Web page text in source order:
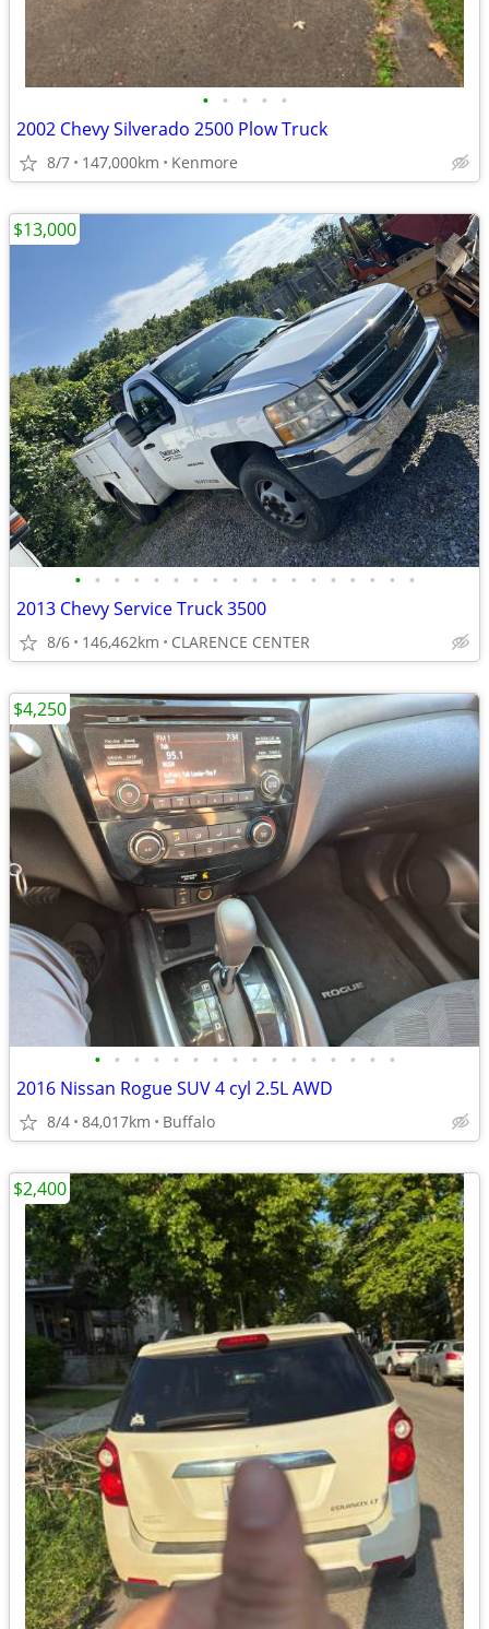
• • • • •
2002 Chevy Silverado 2500 Plow Truck
8/7 147,000km Kenmore
• • • • • • • • • • • • • • • • • •
2013 Chevy Service Truck 3500
8/6 146,462km CLARENCE CENTER
$13,000
• • • • • • • • • • • • • • • •
2016 Nissan Rogue SUV 4 cyl 2.5L AWD
8/4 84,017km Buffalo
$4,250
$2,400